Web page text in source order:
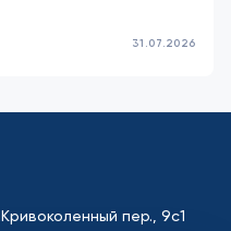
31.07.2026
Кривоколенный пер., 9с1